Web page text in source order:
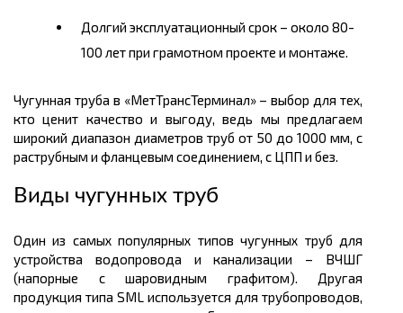
Долгий эксплуатационный срок – около 80-
100 лет при грамотном проекте и монтаже.
Чугунная труба в «МетТрансТерминал» – выбор для тех,
кто ценит качество и выгоду, ведь мы предлагаем
широкий диапазон диаметров труб от 50 до 1000 мм, с
раструбным и фланцевым соединением, с ЦПП и без.
Виды чугунных труб
Один из самых популярных типов чугунных труб для
устройства водопровода и канализации – ВЧШГ
(напорные с шаровидным графитом). Другая
продукция типа SML используется для трубопроводов,